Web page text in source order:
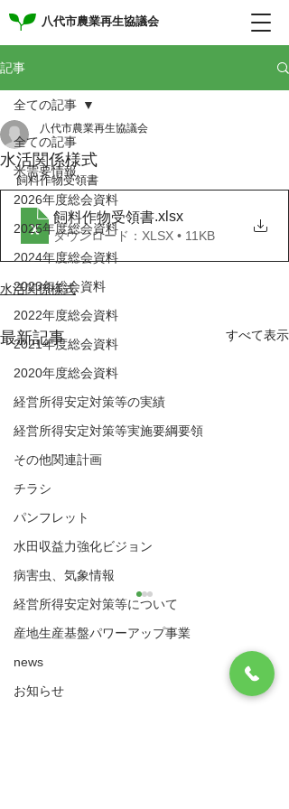
八代市農業再生協議会
記事
全ての記事
米需要情報
2026年度総会資料
2025年度総会資料
2024年度総会資料
2023年総会資料
2022年度総会資料
2021年度総会資料
2020年度総会資料
経営所得安定対策等の実績
経営所得安定対策等実施要綱要領
その他関連計画
チラシ
パンフレット
水田収益力強化ビジョン
病害虫、気象情報
経営所得安定対策等について
産地生産基盤パワーアップ事業
news
お知らせ
全ての記事
水活関係様式
八代市農業再生協議会
飼料作物受領書
飼料作物受領書.xlsx
ダウンロード：XLSX • 11KB
水活関係様式
最新記事 すべて表示
水活関係様式
住所：〒866-8601 八代市松江城町1-25 （八
代市農業振興課内）